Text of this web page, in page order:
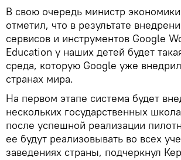
В свою очередь министр
отметил, что в результате
сервисов и инструментов Google
Education у наших детей будет
среда, которую Google уже
странах мира.
На первом этапе система будет
нескольких государственных
после успешной реализации
ее будут реализовывать во всех
заведениях страны, подчеркнул